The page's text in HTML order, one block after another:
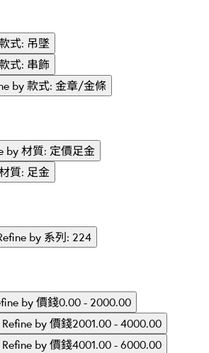
式: 吊墜
式: 串飾
by 款式: 金章/金條
by 材質: 定價足金
質: 足金
by 系列: 224
by 價錢0.00 - 2000.00
Refine by 價錢2001.00 - 4000.00
Refine by 價錢4001.00 - 6000.00